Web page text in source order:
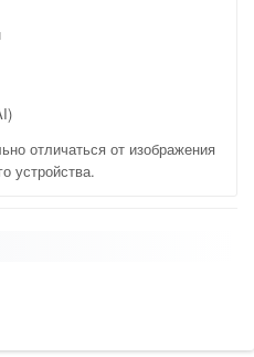
отличаться от изображения
устройства.